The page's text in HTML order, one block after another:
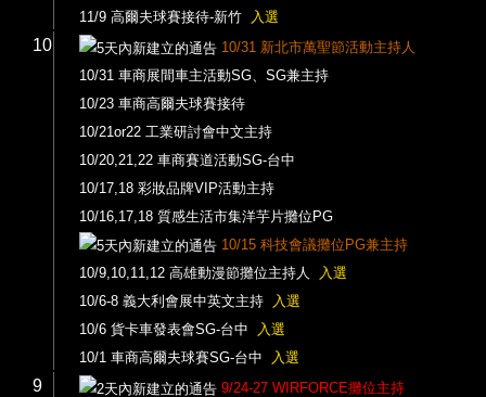
11/9 高爾夫球賽接待-新竹
入選
10
10/31 新北市萬聖節活動主持人
10/31 車商展間車主活動SG、SG兼主持
10/23 車商高爾夫球賽接待
10/21or22 工業研討會中文主持
10/20,21,22 車商賽道活動SG-台中
10/17,18 彩妝品牌VIP活動主持
10/16,17,18 質感生活市集洋芋片攤位PG
10/15 科技會議攤位PG兼主持
10/9,10,11,12 高雄動漫節攤位主持人
入選
10/6-8 義大利會展中英文主持
入選
10/6 貨卡車發表會SG-台中
入選
10/1 車商高爾夫球賽SG-台中
入選
9
9/24-27 WIRFORCE攤位主持